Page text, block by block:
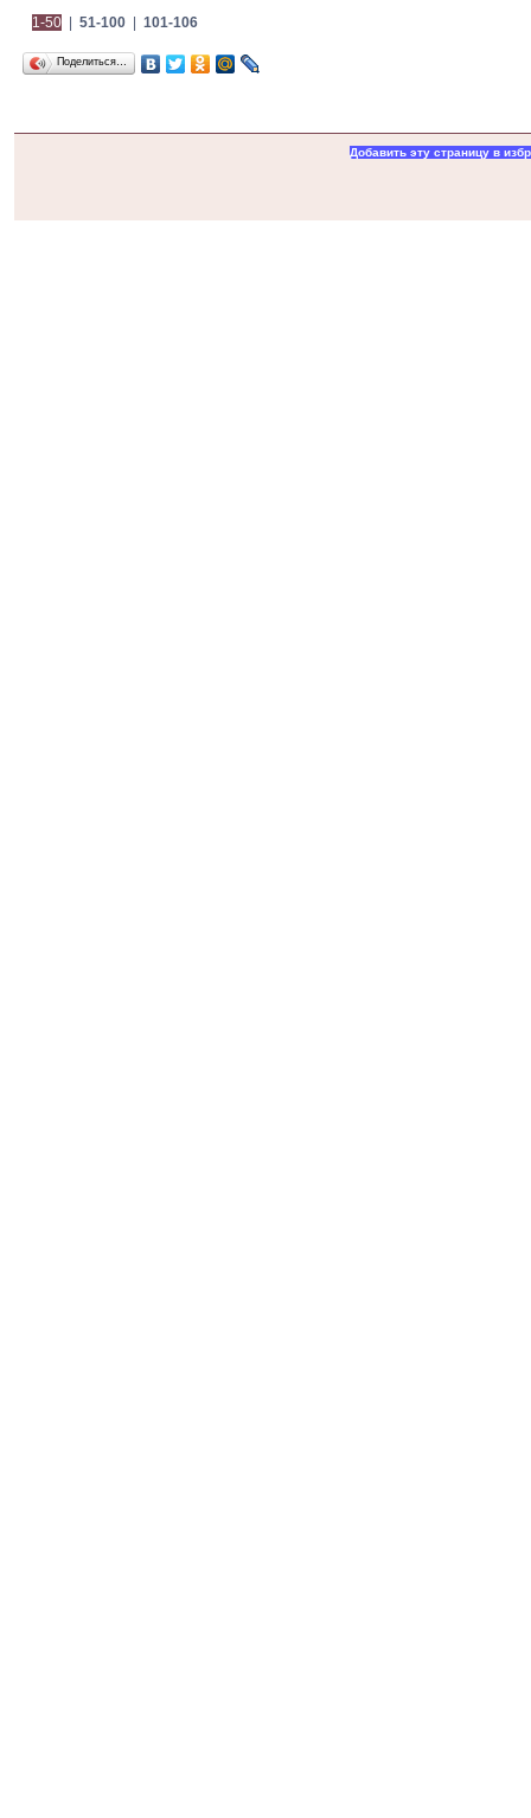
1-50| 51-100| 101-106
Поделиться…
Добавить эту страницу в